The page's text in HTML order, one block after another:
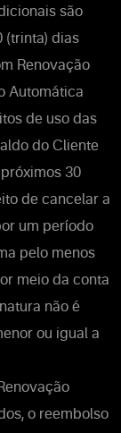
são
(trinta) dias
Renovação
Automática
de uso das
do Cliente
30
de cancelar a
um período
pelo menos
meio da conta
não é
ou igual a
o reembolso